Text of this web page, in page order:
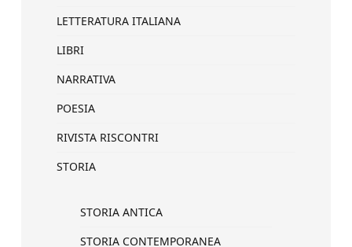
LETTERATURA ITALIANA
LIBRI
NARRATIVA
POESIA
RIVISTA RISCONTRI
STORIA
STORIA ANTICA
STORIA CONTEMPORANEA